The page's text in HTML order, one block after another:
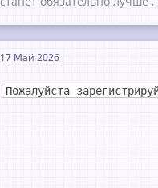
17 Май 2026
Пожалуйста